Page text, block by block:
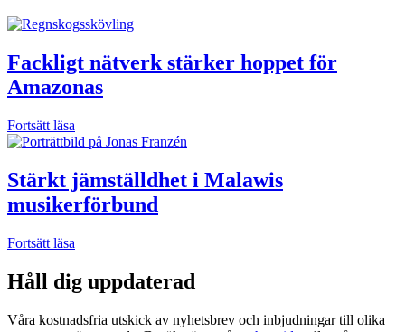
Fackligt nätverk stärker hoppet för
Amazonas
Fortsätt läsa
Stärkt jämställdhet i Malawis
musikerförbund
Fortsätt läsa
Håll dig uppdaterad
Våra kostnadsfria utskick av nyhetsbrev och inbjudningar till olika